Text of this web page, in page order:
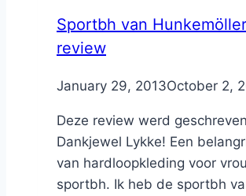
Sportbh van
review
ByNicole
January 29, 2013October 2,
Deze review werd
Dankjewel Lykke! Een
van hardloopkleding voor
sportbh. Ik heb de sportbh